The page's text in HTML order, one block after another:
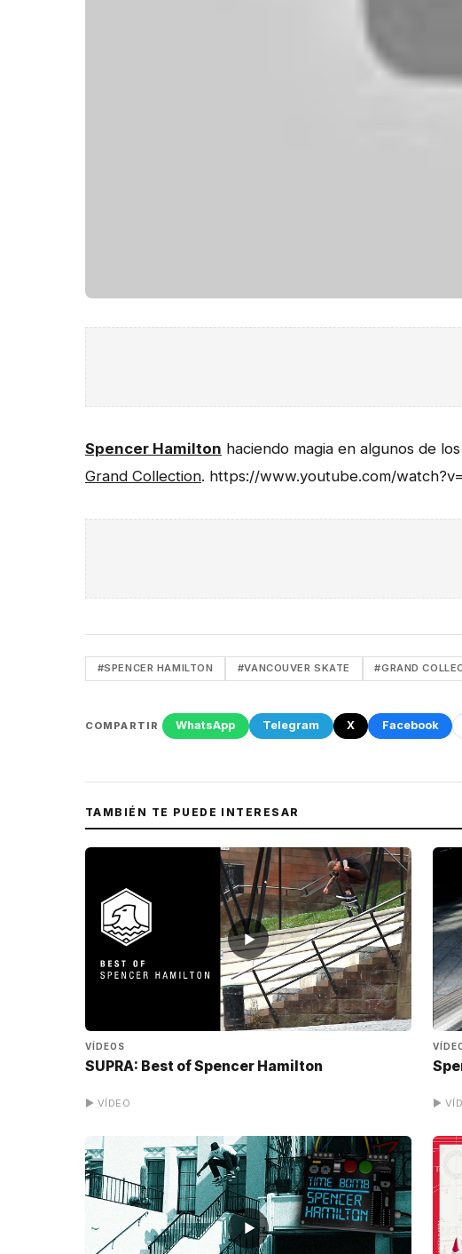
Spencer Hamilton haciendo magia en algunos de
Grand Collection. https://www.youtube.com/
#SPENCER HAMILTON #VANCOUVER SKATE #GRAND
COMPARTIR WhatsApp Telegram X Facebook
TAMBIÉN TE PUEDE INTERESAR
▶
VÍDEOS
SUPRA: Best of Spencer Hamilton
▶ VÍDEO ▶
▶